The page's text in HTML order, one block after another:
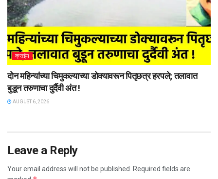
क्राईम
दोन महिन्यांच्या चिमुकल्याच्या डोक्यावरून पितृछत्र हरपले; तलावात
बुडून तरुणाचा दुर्दैवी अंत !
AUGUST 6, 2026
Leave a Reply
Your email address will not be published.
Required fields are